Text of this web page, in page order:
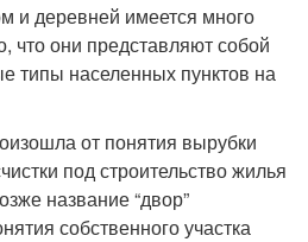
и деревней имеется много
что они представляют собой
типы населенных пунктов на
от понятия вырубки
под строительство жилья
название “двор”
собственного участка